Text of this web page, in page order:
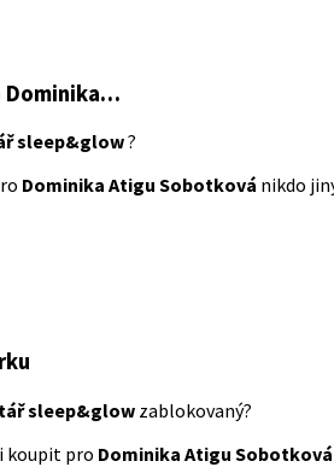
Dominika…
sleep&glow?
Dominika Atigu Sobotková nikdo
sleep&glow zablokovaný?
koupit pro Dominika Atigu Sobotková